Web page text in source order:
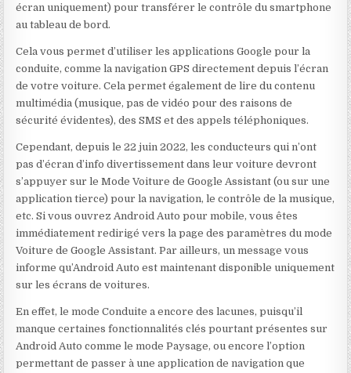
écran uniquement) pour transférer le contrôle du smartphone
au tableau de bord.
Cela vous permet d’utiliser les applications Google pour la
conduite, comme la navigation GPS directement depuis l’écran
de votre voiture. Cela permet également de lire du contenu
multimédia (musique, pas de vidéo pour des raisons de
sécurité évidentes), des SMS et des appels téléphoniques.
Cependant, depuis le 22 juin 2022, les conducteurs qui n’ont
pas d’écran d’info divertissement dans leur voiture devront
s’appuyer sur le Mode Voiture de Google Assistant (ou sur une
application tierce) pour la navigation, le contrôle de la musique,
etc. Si vous ouvrez Android Auto pour mobile, vous êtes
immédiatement redirigé vers la page des paramètres du mode
Voiture de Google Assistant. Par ailleurs, un message vous
informe qu’Android Auto est maintenant disponible uniquement
sur les écrans de voitures.
En effet, le mode Conduite a encore des lacunes, puisqu’il
manque certaines fonctionnalités clés pourtant présentes sur
Android Auto comme le mode Paysage, ou encore l’option
permettant de passer à une application de navigation que